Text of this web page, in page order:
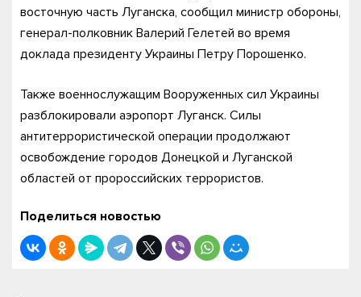
восточную часть Луганска, сообщил министр обороны,
генерал-полковник Валерий Гелетей во время
доклада президенту Украины Петру Порошенко.
Также военнослужащим Вооруженных сил Украины
разблокировали аэропорт Луганск. Силы
антитеррористической операции продолжают
освобождение городов Донецкой и Луганской
областей от пророссийских террористов.
Поделиться новостью